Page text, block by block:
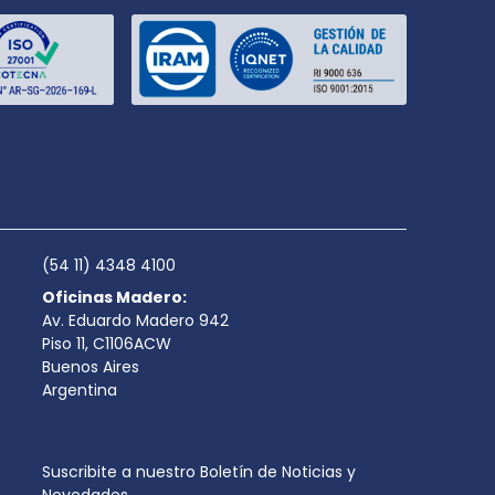
(54 11) 4348 4100
Oficinas Madero:
Av. Eduardo Madero 942
Piso 11, C1106ACW
Buenos Aires
Argentina
Suscribite a nuestro Boletín de Noticias y